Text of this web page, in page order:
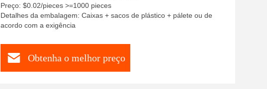
Preço: $0.02/pieces >=1000 pieces
Detalhes da embalagem: Caixas + sacos de plástico + pálete ou de
acordo com a exigência
Obtenha o melhor preço